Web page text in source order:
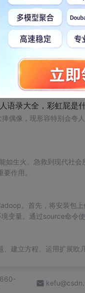
转发到动态 举报
语录大全，彩虹屁是
偶像，现形容特别会夸
生火、急救到现代社
作用。
。首先，将安装包
变量。通过source命令
建立方程、运用扩展欧